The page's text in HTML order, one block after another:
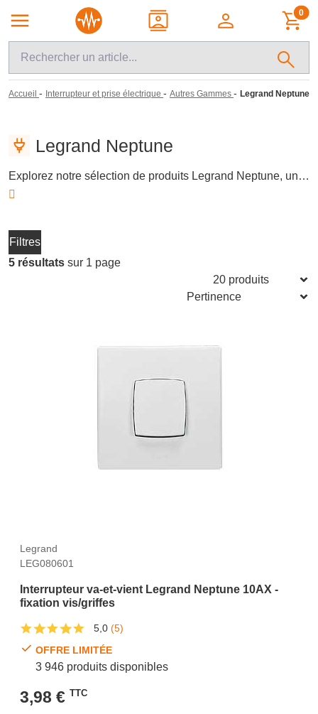
0
Accueil - Interrupteur et prise électrique - Autres Gammes - Legrand Neptune
Legrand Neptune
Explorez notre sélection de produits Legrand Neptune, une gamme d'appareillages muraux conçue pour les installateurs et bricoleurs. Elle inclut des interrupteurs et prises de courant, reconnus pour leur robustesse et facilité d'installation. Idéale pour les projets résidentiels et commerciaux, cette série se distingue par son design sobre et ses fonctionnalités adaptées aux besoins électriques modernes.
Filtres
5 résultats sur 1 page
Legrand
LEG080601
Interrupteur va-et-vient Legrand Neptune 10AX -
fixation vis/griffes
5,0 (5)
OFFRE LIMITÉE
3 946 produits disponibles
3,98 € TTC